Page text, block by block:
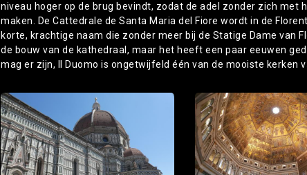
niveau hoger op de brug bevindt, zodat de adel zonder zich met
maken. De Cattedrale de Santa Maria del Fiore wordt in de
korte, krachtige naam die zonder meer bij de Statige Dame van
de bouw van de kathedraal, maar het heeft een paar eeuwen
mag er zijn, Il Duomo is ongetwijfeld één van de mooiste kerken